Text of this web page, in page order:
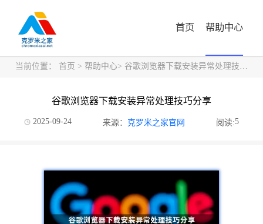
首页 帮助中心
当前位置： 首页 > 帮助中心> 谷歌浏览器下载安装异常处理技巧分享
谷歌浏览器下载安装异常处理技巧分享
2025-09-24 来源： 克罗米之家官网 阅读:5